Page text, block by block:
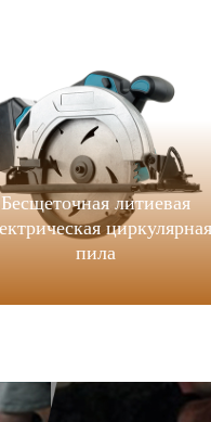
Бесщеточная литиевая
циркулярная
пила